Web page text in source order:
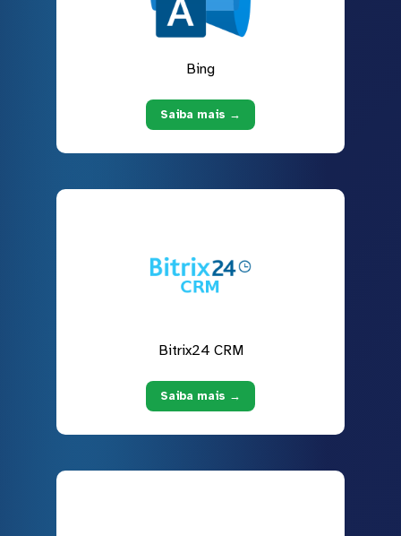
Bing
Saiba mais →
Bitrix24 CRM
Saiba mais →